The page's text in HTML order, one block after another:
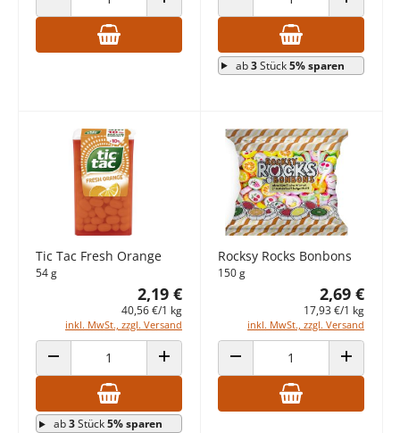
ANZAHL VERRINGERN ANZAHL ERHÖHENANZAHL VERRINGERN ANZAHL
ab3Stück5% sparen
Tic Tac Fresh Orange
54 g
2,19 €
40,56 €/1 kg
inkl. MwSt., zzgl. Versand
ANZAHL VERRINGERN ANZAHL ERHÖHEN
ab3Stück5% sparen
Rocksy Rocks Bonbons
150 g
2,69 €
17,93 €/1 kg
inkl. MwSt., zzgl. Versand
ANZAHL VERRINGERN ANZAHL